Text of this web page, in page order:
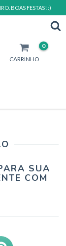
BOAS FESTAS! :)
CARRINHO
0
SUA
COM